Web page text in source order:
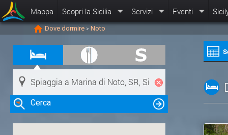
Mappa Scopri la Sicilia Servizi Eventi
Dove dormire > Noto
Cerca